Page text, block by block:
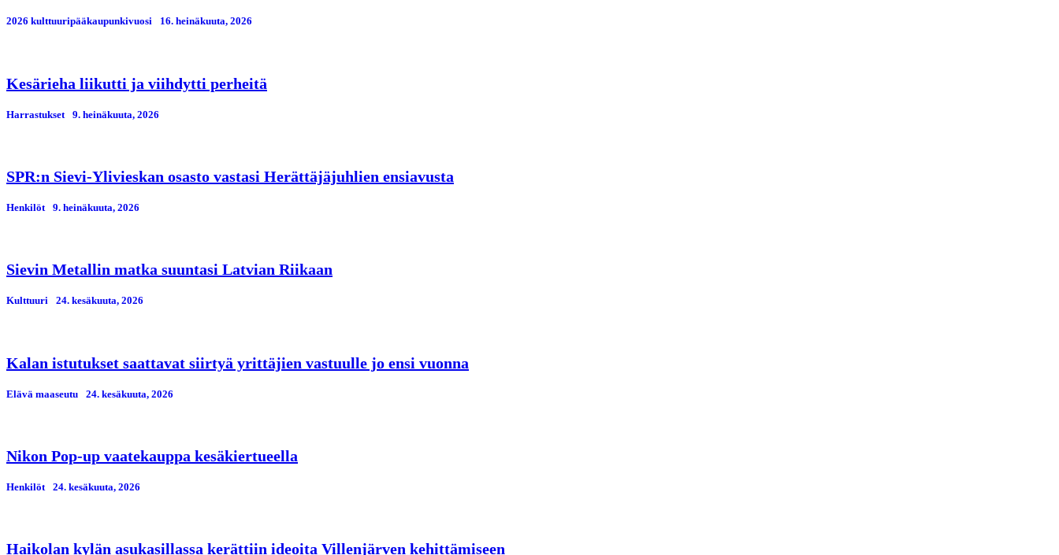
2026 kulttuuripääkaupunkivuosi 16. heinäkuuta, 2026
Kesärieha liikutti ja viihdytti perheitä
Harrastukset 9. heinäkuuta, 2026
SPR:n Sievi-Ylivieskan osasto vastasi Herättäjäjuhlien ensiavusta
Henkilöt 9. heinäkuuta, 2026
Sievin Metallin matka suuntasi Latvian Riikaan
Kulttuuri 24. kesäkuuta, 2026
Kalan istutukset saattavat siirtyä yrittäjien vastuulle jo ensi vuonna
Elävä maaseutu 24. kesäkuuta, 2026
Nikon Pop-up vaatekauppa kesäkiertueella
Henkilöt 24. kesäkuuta, 2026
Haikolan kylän asukasillassa kerättiin ideoita Villenjärven kehittämiseen